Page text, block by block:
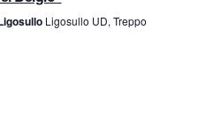
g
Ligosullo UD, Treppo